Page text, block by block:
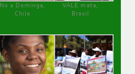
No a Dominga,
Chile
VALE mata,
Brasil